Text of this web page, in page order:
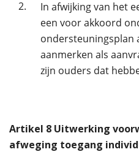
2.
In afwijking van het
een voor akkoord
ondersteuningsplan
aanmerken als
zijn ouders dat
Artikel 8 Uitwerking
afweging toegang